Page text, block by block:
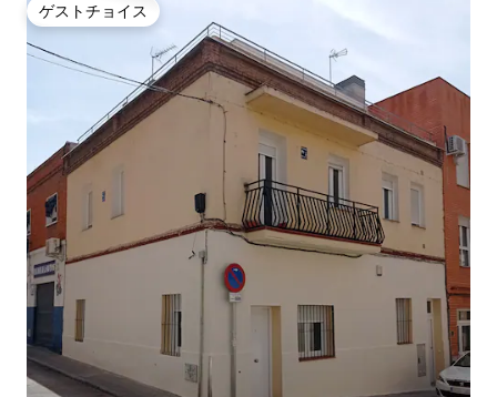
ゲストチョイス
ゲストチョイス